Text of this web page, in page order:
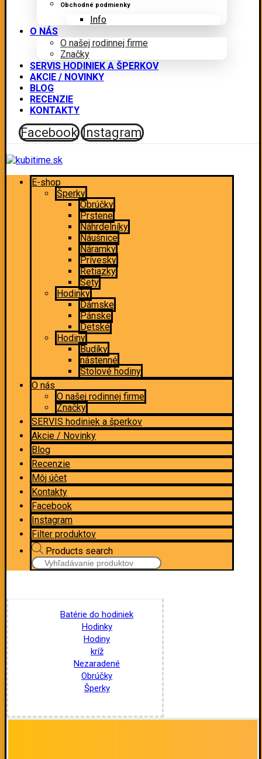
Obchodné podmienky
Info
O NÁS
O našej rodinnej firme
Značky
SERVIS HODINIEK A ŠPERKOV
AKCIE / NOVINKY
BLOG
RECENZIE
KONTAKTY
Facebook Instagram
E-shop
Šperky
Obrúčky
Prstene
Náhrdelníky
Náušnice
Náramky
Prívesky
Retiazky
Sety
Hodinky
Dámske
Pánske
Detské
Hodiny
Budíky
nástenné
Stolové hodiny
O nás
O našej rodinnej firme
Značky
SERVIS hodiniek a šperkov
Akcie / Novinky
Blog
Recenzie
Môj účet
Kontakty
Facebook
Instagram
Filter produktov
Products search
Batérie do hodiniek
Hodinky
Hodiny
kríž
Nezaradené
Obrúčky
Šperky